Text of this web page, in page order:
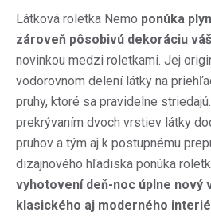
Látková roletka Nemo ponúka
zároveň pôsobivú dekoráciu
novinkou medzi roletkami. Jej
vodorovnom delení látky na
pruhy, ktoré sa pravidelne
prekrývaním dvoch vrstiev látky
pruhov a tým aj k postupnému
dizajnového hľadiska ponúka
vyhotovení deň-noc úplne nový
klasického aj moderného